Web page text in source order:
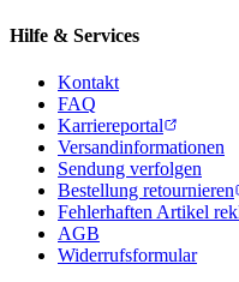
Hilfe & Services
Kontakt
FAQ
Karriereportal
Versandinformationen
Sendung verfolgen
Bestellung retournieren
Fehlerhaften Artikel
AGB
Widerrufsformular